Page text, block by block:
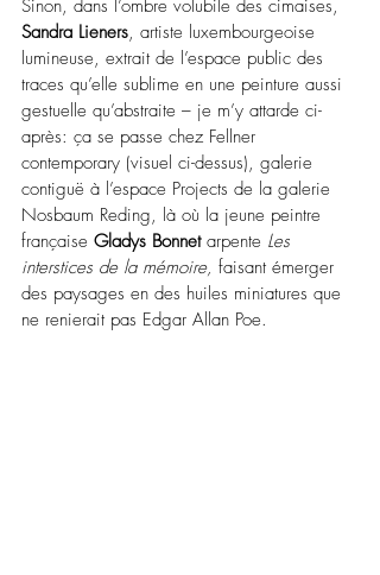
Sinon, dans l’ombre volubile des cimaises,
Sandra Lieners, artiste luxembourgeoise
lumineuse, extrait de l’espace public des
traces qu’elle sublime en une peinture aussi
gestuelle qu’abstraite – je m’y attarde ci-
après: ça se passe chez Fellner
contemporary (visuel ci-dessus), galerie
contiguë à l’espace Projects de la galerie
Nosbaum Reding, là où la jeune peintre
française Gladys Bonnet arpente Les
interstices de la mémoire, faisant émerger
des paysages en des huiles miniatures que
ne renierait pas Edgar Allan Poe.